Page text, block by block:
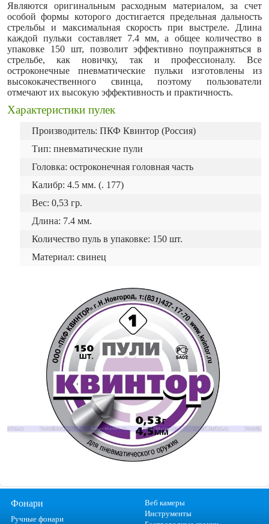
Являются оригинальным расходным материалом, за счет
особой формы которого достигается предельная дальность
стрельбы и максимальная скорость при выстреле. Длина
каждой пульки составляет 7.4 мм, а общее количество в
упаковке 150 шт, позволит эффективно поупражняться в
стрельбе, как новичку, так и профессионалу. Все
остроконечные пневматические пульки изготовлены из
высококачественного свинца, поэтому пользователи
отмечают их высокую эффективность и практичность.
Характеристики пулек
Производитель: ПКФ Квинтор (Россия)
Тип: пневматические пули
Головка: остроконечная головная часть
Калибр: 4.5 мм. (. 177)
Вес: 0,53 гр.
Длина: 7.4 мм.
Количество пуль в упаковке: 150 шт.
Материал: свинец
Фонари
Ручные фонари
Веб камеры
Инструменты